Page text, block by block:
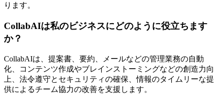
ります。
CollabAIは私のビジネスにどのように役立ちます
か？
CollabAIは、提案書、要約、メールなどの管理業務の自動
化、コンテンツ作成やブレインストーミングなどの創造力向
上、法令遵守とセキュリティの確保、情報のタイムリーな提
供によるチーム協力の改善を支援します。